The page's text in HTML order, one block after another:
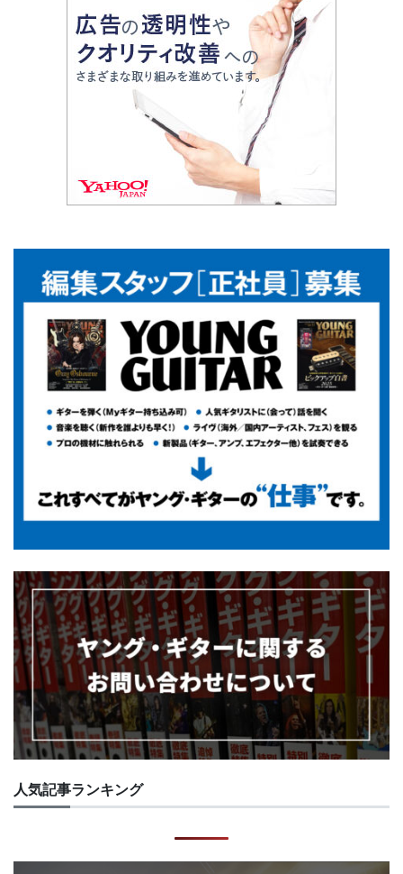
人気記事ランキング